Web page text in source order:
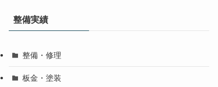
整備実績
整備・修理
板金・塗装